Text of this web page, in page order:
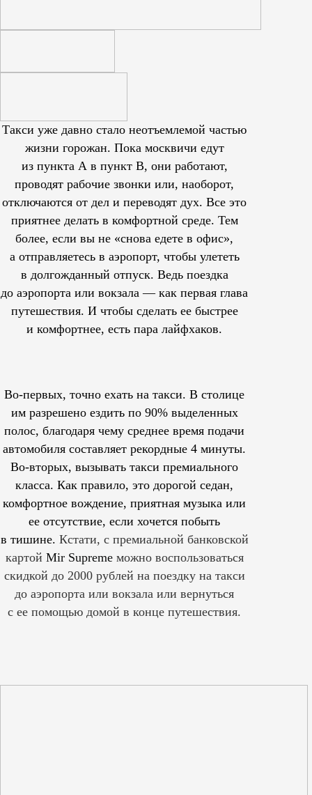
Такси уже давно стало неотъемлемой частью
жизни горожан. Пока москвичи едут
из пункта А в пункт В, они работают,
проводят рабочие звонки или, наоборот,
отключаются от дел и переводят дух. Все это
приятнее делать в комфортной среде. Тем
более, если вы не «снова едете в офис»,
а отправляетесь в аэропорт, чтобы улететь
в долгожданный отпуск. Ведь поездка
до аэропорта или вокзала — как первая глава
путешествия. И чтобы сделать ее быстрее
и комфортнее, есть пара лайфхаков.
Во-первых, точно ехать на такси. В столице
им разрешеноездить по 90% выделенных
полос, благодаря чему среднее время подачи
автомобиля составляет рекордные 4 минуты.
Во-вторых, вызывать такси премиального
класса. Как правило, это дорогой седан,
комфортное вождение, приятная музыка или
ее отсутствие, если хочется побыть
в тишине. Кстати, с премиальной банковской
картой Mir Supreme можно воспользоваться
скидкой до 2000 рублей на поездку на такси
до аэропорта или вокзала или вернуться
с ее помощью домой в конце путешествия.